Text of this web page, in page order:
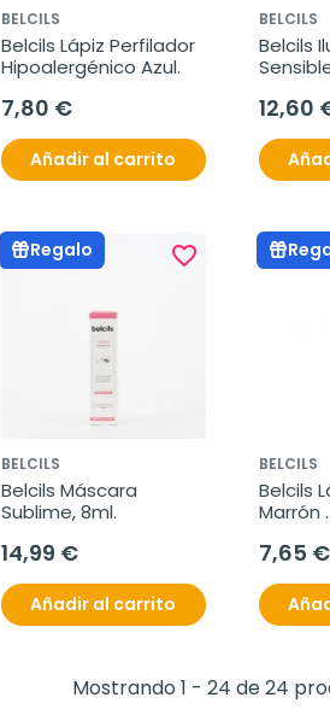
BELCILS
Belcils Lápiz Perfilador
Hipoalergénico Azul.
7,80 €
Añadir al carrito
BELCILS
Belcils
12,60
Regalo favorite_border
BELCILS
Belcils Máscara
Sublime, 8ml.
14,99 €
Añadir al carrito
BELCILS
Belcils
Marrón
7,65 €
Mostrando 1 - 24 de 24